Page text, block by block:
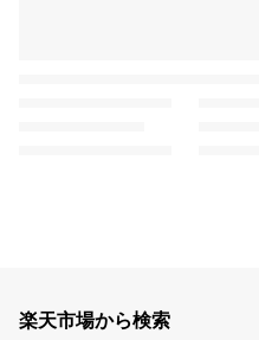
楽天市場から検索